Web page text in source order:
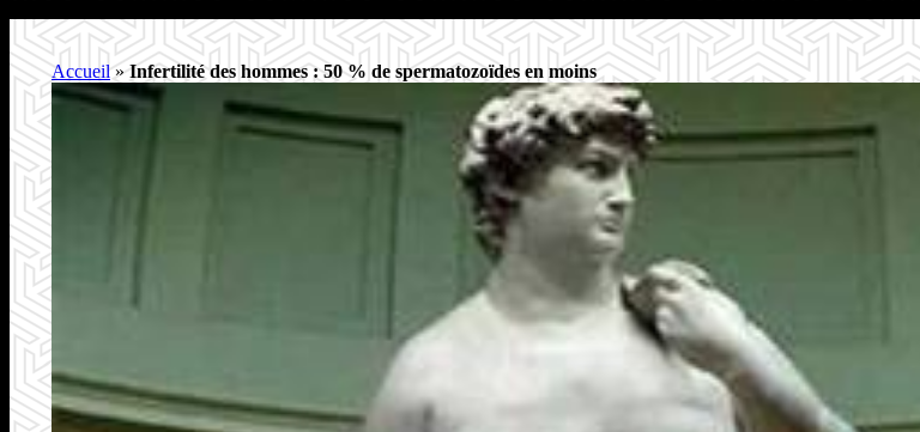
Accueil»Infertilité des hommes : 50 % de spermatozoïdes en moins